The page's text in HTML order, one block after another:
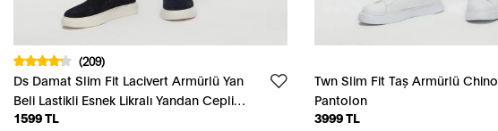
(209)
Ds Damat Slim Fit Lacivert Armürlü Yan
Beli Lastikli Esnek Likralı Yandan Cepli
Chino Pantolon
1599 TL
Twn Slim Fit Taş Armürlü Chino
Pantolon
3999 TL